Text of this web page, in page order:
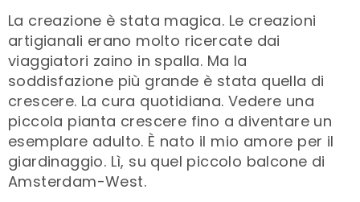
La creazione è stata magica. Le creazioni
artigianali erano molto ricercate dai
viaggiatori zaino in spalla. Ma la
soddisfazione più grande è stata quella di
crescere. La cura quotidiana. Vedere una
piccola pianta crescere fino a diventare un
esemplare adulto. È nato il mio amore per il
giardinaggio. Lì, su quel piccolo balcone di
Amsterdam-West.